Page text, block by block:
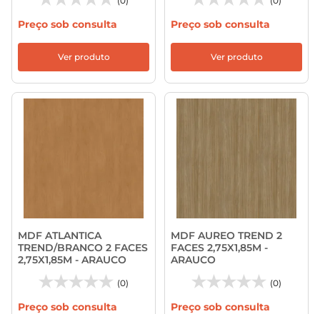
Preço sob consulta
Ver produto
Preço sob consulta
Ver produto
MDF ATLANTICA
TREND/BRANCO 2 FACES
2,75X1,85M - ARAUCO
(0)
Preço sob consulta
MDF AUREO TREND 2
FACES 2,75X1,85M -
ARAUCO
(0)
Preço sob consulta